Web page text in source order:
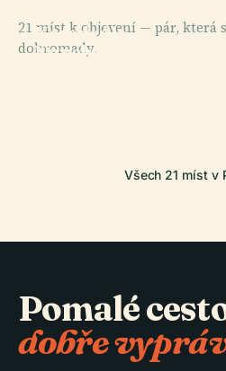
21 míst k objevení — pár, která
dohromady.
Katedrála
Nanebevzetí
PLACE
Všech 21 míst v
Pomalé
dobře